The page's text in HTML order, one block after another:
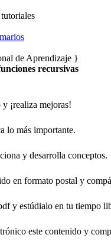
de Aprendizaje }
recursivas
y ¡realiza mejoras!
lo más importante.
y desarrolla conceptos.
en formato postal y
y estúdialo en tu tiempo
este contenido y